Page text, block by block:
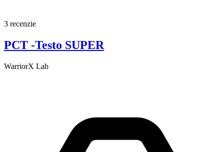
3 recenzie
PCT -Testo SUPER
WarriorX Lab